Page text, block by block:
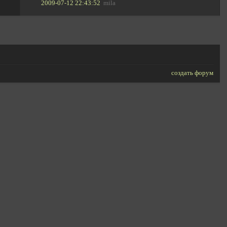
2009-07-12 22:43:52 mila
создать форум